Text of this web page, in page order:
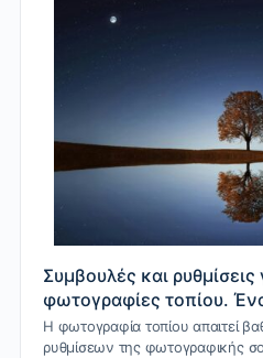
Συμβουλές και ρυθμίσεις
φωτογραφίες τοπίου.
Η φωτογραφία τοπίου απαιτεί
ρυθμίσεων της φωτογραφικής